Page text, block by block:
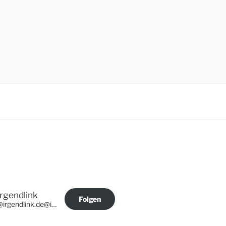
@irgendlink.de@irgendlink.de
Folgen